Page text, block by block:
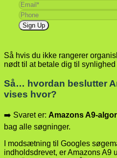
Så hvis du ikke rangerer
nødt til at betale dig til
Så… hvordan beslutter
vises hvor?
➡️ Svaret er: Amazons A9-
bag alle søgninger.
I modsætning til Googles
indholdsdrevet, er Amazons A9